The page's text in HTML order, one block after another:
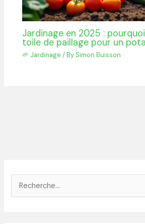
Jardinage en 2025 :
toile de paillage pour un
🌱 Jardinage / By Simon Buisson